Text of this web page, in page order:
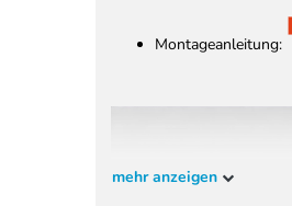
Montageanleitung:
mehr anzeigen